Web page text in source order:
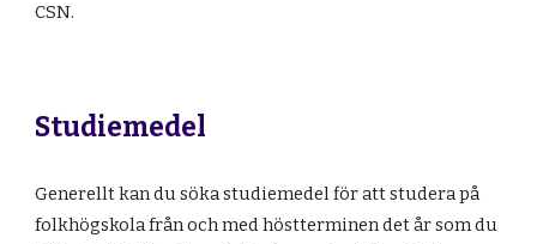
CSN.
Studiemedel
Generellt kan du söka studiemedel för att studera på
folkhögskola från och med höstterminen det år som du